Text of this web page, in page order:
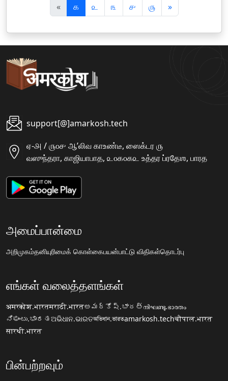
«पि
छ
ला
௧ ௨ ௩ ௪ ௫ »अ
ग
ला
support[@]amarkosh.tech
ஏ-௮ / ௫௦௪ ஆʼலிவ காஉண்டீ, ஸைக்டர ௫
வஸுந்தரா, காஜியாபாத, ௨௦௧௦௧௨ உத்தர ப்ரதேஶ, பாரத
அமைப்பான்மை
அறிமுகம்தனியுரிமைக் கொள்கைபயன்பாட்டு விதிகள்தொடர்பு
எங்கள் வலைத்தளங்கள்
अमरकोश.भारतमराठी.भारतఅమర్కోష్.భారత్നിഘണ്ടു.ഭാരതം
ನಿಘಂಟು.ಭಾರತଅଭିଧାନ.ଭାରତঅভিধান.ভারতamarkosh.techचौपाल.भारत
सारथी.भारत
பின்பற்றவும்